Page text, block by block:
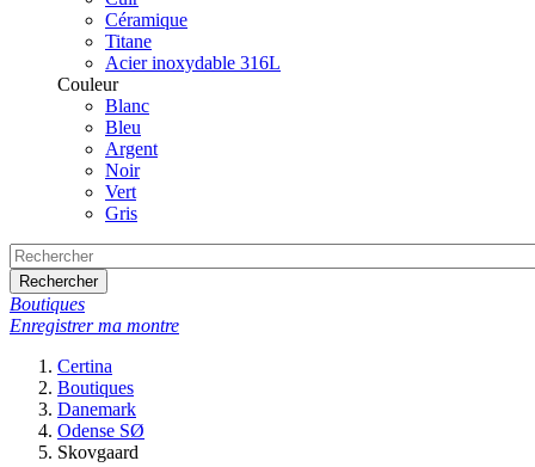
Céramique
Titane
Acier inoxydable 316L
Couleur
Blanc
Bleu
Argent
Noir
Vert
Gris
Rechercher
Boutiques
Enregistrer ma montre
Certina
Boutiques
Danemark
Odense SØ
Skovgaard